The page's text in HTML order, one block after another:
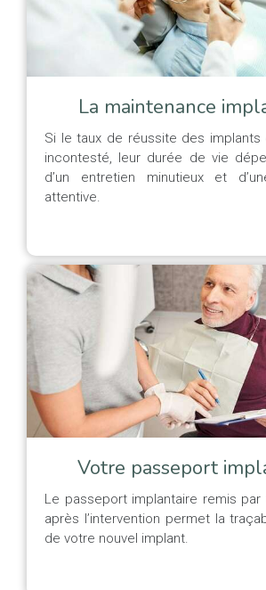
La maintenance
Si le taux de réussite des implants
incontesté, leur durée de vie
d’un entretien minutieux et
attentive.
Votre passeport
Le passeport implantaire remis par
après l’intervention permet la
de votre nouvel implant.